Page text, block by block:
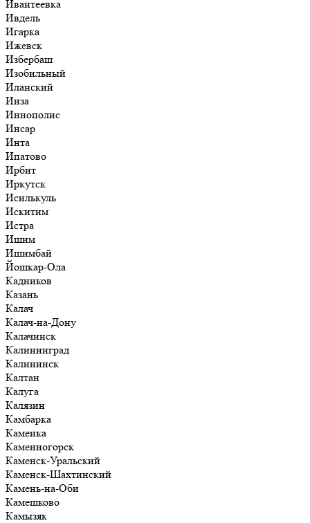
Ивантеевка
Ивдель
Игарка
Ижевск
Избербаш
Изобильный
Иланский
Инза
Иннополис
Инсар
Инта
Ипатово
Ирбит
Иркутск
Исилькуль
Искитим
Истра
Ишим
Ишимбай
Йошкар-Ола
Кадников
Казань
Калач
Калач-на-Дону
Калачинск
Калининград
Калининск
Калтан
Калуга
Калязин
Камбарка
Каменка
Каменногорск
Каменск-Уральский
Каменск-Шахтинский
Камень-на-Оби
Камешково
Камызяк